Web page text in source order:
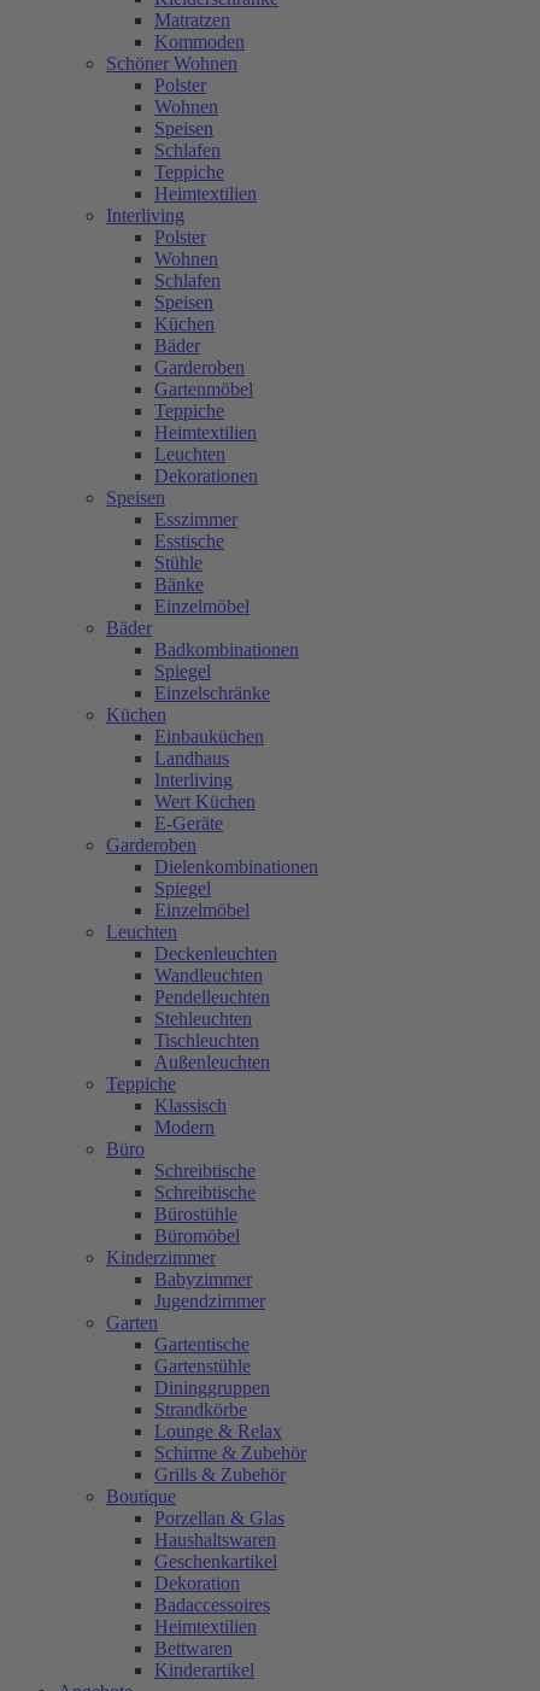
Matratzen
Kommoden
Schöner Wohnen
Polster
Wohnen
Speisen
Schlafen
Teppiche
Heimtextilien
Interliving
Polster
Wohnen
Schlafen
Speisen
Küchen
Bäder
Garderoben
Gartenmöbel
Teppiche
Heimtextilien
Leuchten
Dekorationen
Speisen
Esszimmer
Esstische
Stühle
Bänke
Einzelmöbel
Bäder
Badkombinationen
Spiegel
Einzelschränke
Küchen
Einbauküchen
Landhaus
Interliving
Wert Küchen
E-Geräte
Garderoben
Dielenkombinationen
Spiegel
Einzelmöbel
Leuchten
Deckenleuchten
Wandleuchten
Pendelleuchten
Stehleuchten
Tischleuchten
Außenleuchten
Teppiche
Klassisch
Modern
Büro
Schreibtische
Schreibtische
Bürostühle
Büromöbel
Kinderzimmer
Babyzimmer
Jugendzimmer
Garten
Gartentische
Gartenstühle
Dininggruppen
Strandkörbe
Lounge & Relax
Schirme & Zubehör
Grills & Zubehör
Boutique
Porzellan & Glas
Haushaltswaren
Geschenkartikel
Dekoration
Badaccessoires
Heimtextilien
Bettwaren
Kinderartikel